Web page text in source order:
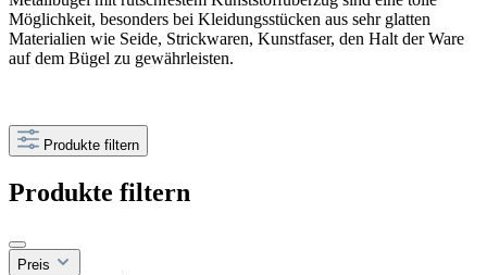
Möglichkeit, besonders bei Kleidungsstücken aus sehr glatten
Materialien wie Seide, Strickwaren, Kunstfaser, den Halt der Ware
auf dem Bügel zu gewährleisten.
Produkte filtern
Produkte filtern
Preis